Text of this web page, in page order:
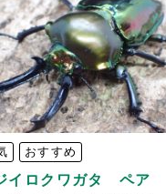
おすすめ
イロクワガタ ペア